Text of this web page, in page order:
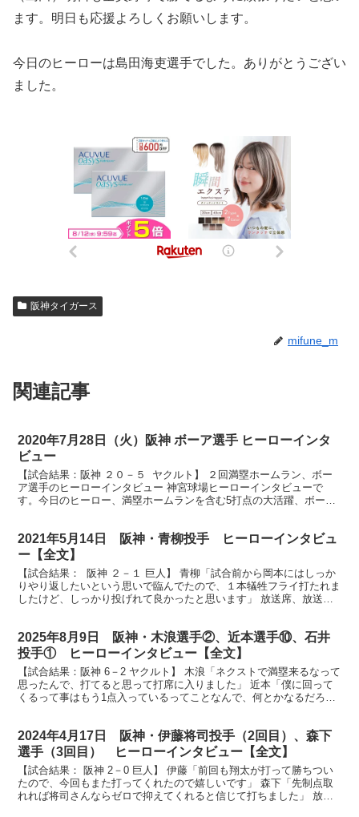
ます。明日も応援よろしくお願いします。
今日のヒーローは島田海吏選手でした。ありがとうござい
ました。
阪神タイガース
mifune_m
関連記事
2020年7月28日（火）阪神 ボーア選手 ヒーローインタ
ビュー
【試合結果：阪神 ２０－５ ヤクルト】 ２回満塁ホームラン、ボー
ア選手のヒーローインタビュー 神宮球場ヒーローインタビューで
す。今日のヒーロー、満塁ホームランを含む5打点の大活躍、ボーア
2021年5月14日 阪神・青柳投手 ヒーローインタビュ
ー【全文】
【試合結果： 阪神 ２－１ 巨人】 青柳「試合前から岡本にはしっか
りやり返したいという思いで臨んでたので、１本犠牲フライ打たれま
したけど、しっかり投げれて良かったと思います」 放送席、放送
2025年8月9日 阪神・木浪選手②、近本選手⑩、石井
投手① ヒーローインタビュー【全文】
【試合結果：阪神 6－2 ヤクルト】 木浪「ネクストで満塁来るなって
思ったんで、打てると思って打席に入りました」 近本「僕に回って
くるって事はもう1点入っているってことなんで、何とかなるだろう
2024年4月17日 阪神・伊藤将司投手（2回目）、森下
選手（3回目） ヒーローインタビュー【全文】
【試合結果： 阪神 2－0 巨人】 伊藤「前回も翔太が打って勝ちつい
たので、今回もまた打ってくれたので嬉しいです」 森下「先制点取
れれば将司さんならゼロで抑えてくれると信じて打ちました」 放送